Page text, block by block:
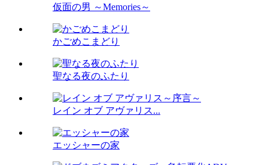
仮面の男 ～Memories～
かごめこまどり
聖なる夜のふたり
レイン オブ アヴァリス...
エッシャーの家